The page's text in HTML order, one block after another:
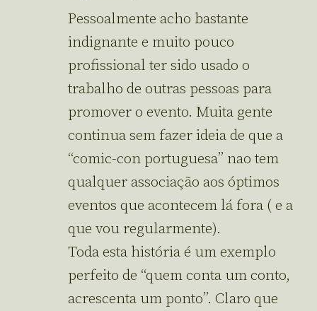
Pessoalmente acho bastante
indignante e muito pouco
profissional ter sido usado o
trabalho de outras pessoas para
promover o evento. Muita gente
continua sem fazer ideia de que a
“comic-con portuguesa” nao tem
qualquer associação aos óptimos
eventos que acontecem lá fora ( e a
que vou regularmente).
Toda esta história é um exemplo
perfeito de “quem conta um conto,
acrescenta um ponto”. Claro que